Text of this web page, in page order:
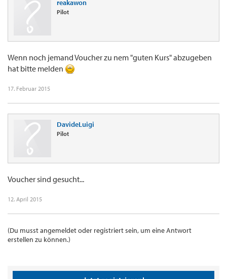
reakawon
Pilot
Wenn noch jemand Voucher zu nem "guten Kurs" abzugeben
hat bitte melden
17. Februar 2015
DavideLuigi
Pilot
Voucher sind gesucht...
12. April 2015
(Du musst angemeldet oder registriert sein, um eine Antwort
erstellen zu können.)